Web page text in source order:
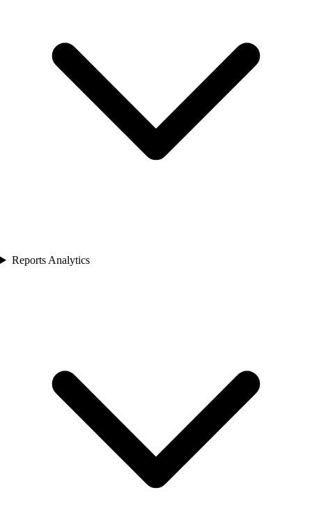
Reports Analytics